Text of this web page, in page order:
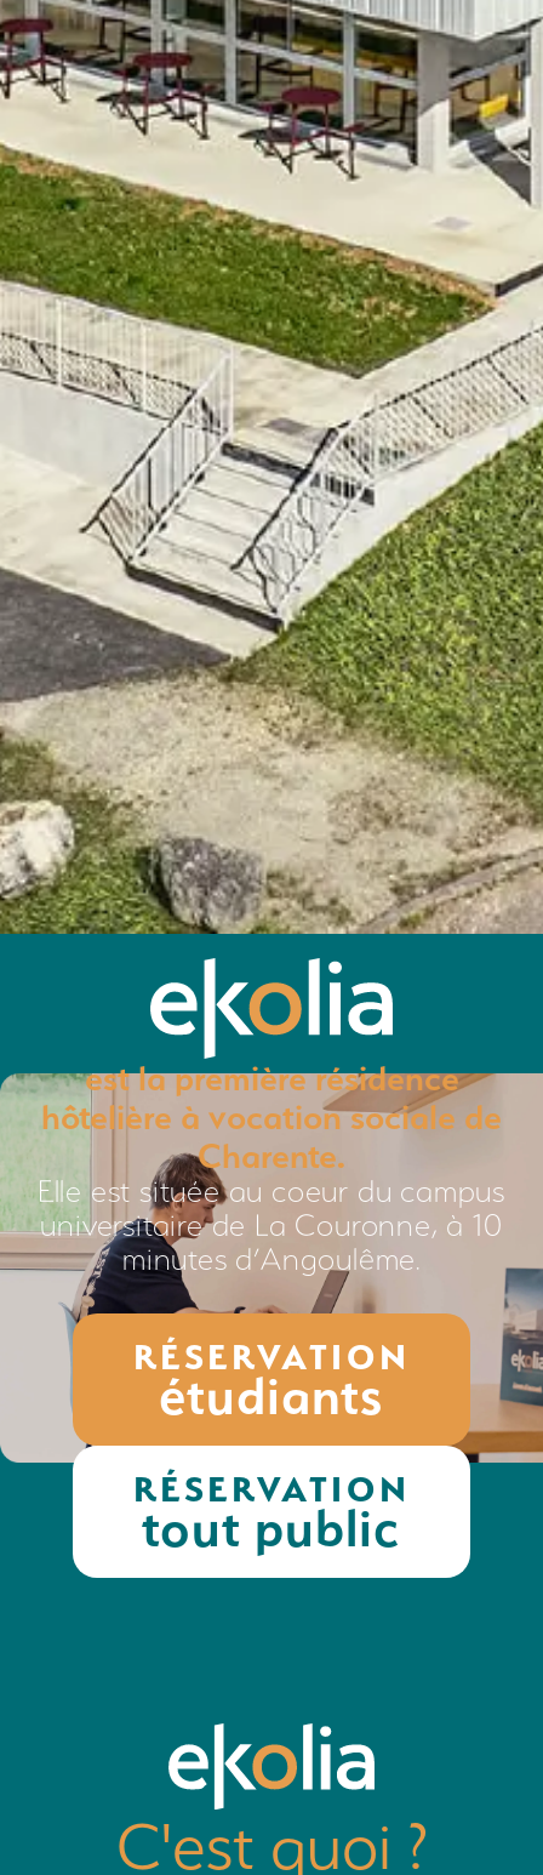
est la première résidence
hôtelière à vocation sociale de
Charente.
Elle est située au coeur du campus
universitaire de La Couronne, à 10
minutes d’Angoulême.
RÉSERVATION
étudiants
RÉSERVATION
tout public
C'est quoi ?